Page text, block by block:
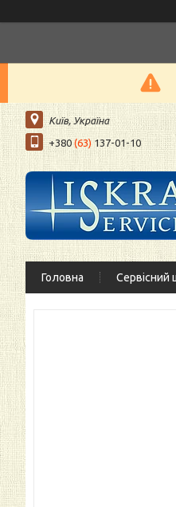
Київ, Україна
+380 (63) 137-01-10
Головна Сервісний